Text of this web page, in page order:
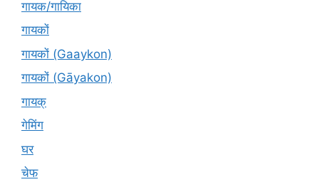
गायक/गायिका
गायकों
गायकों (Gaaykon)
गायकों (Gāyakon)
गायक्
गेमिंग
घर
चेफ